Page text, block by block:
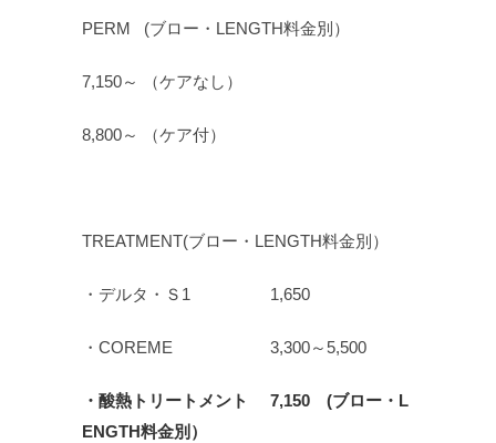
PERM (ブロー・LENGTH料金別）
7,150～ （ケアなし）
8,800～ （ケア付）
TREATMENT(ブロー・LENGTH料金別）
・デルタ・Ｓ1 1,650
・COREME 3,300～5,500
・酸熱トリートメント 7,150 (ブロー・L
ENGTH料金別）